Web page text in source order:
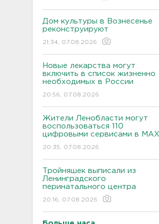
Дом культуры в Вознесенье
реконструируют
21:34, 07.08.2026
Новые лекарства могут
включить в список жизненно
необходимых в России
20:56, 07.08.2026
Жители Ленобласти могут
воспользоваться 110
цифровыми сервисами в МАХ
20:35, 07.08.2026
Тройняшек выписали из
Ленинградского
перинатального центра
20:16, 07.08.2026